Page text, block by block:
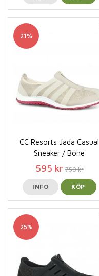
21%
CC Resorts Jada Casual
Sneaker / Bone
595 kr 750 kr
INFO KÖP
25%